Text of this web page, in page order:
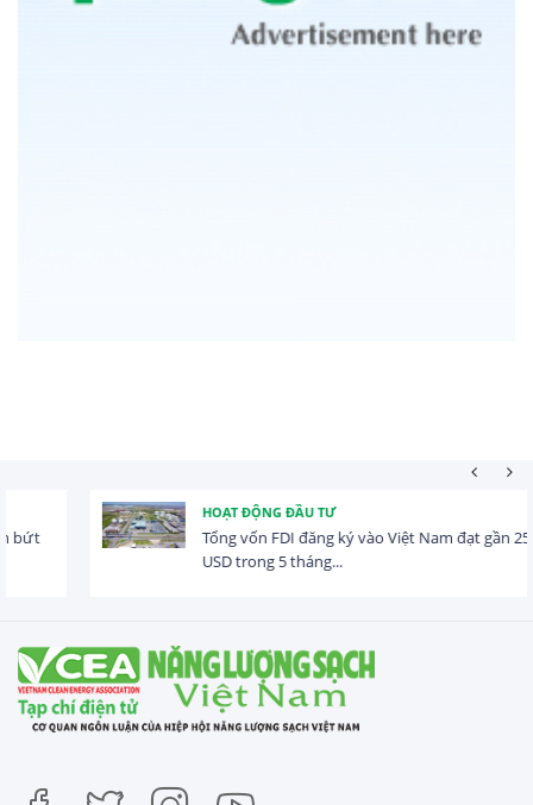
HOẠT ĐỘNG ĐẦU TƯ
Tổng vốn FDI đăng ký vào Việt Nam đạt gần 25 tỷ
USD trong 5 tháng...